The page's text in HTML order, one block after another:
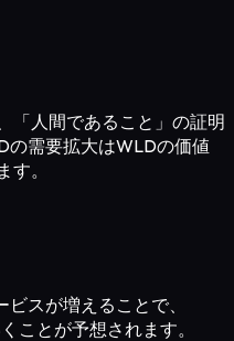
「人間であること」の証明
の需要拡大はWLDの価値
。
スが増えることで、
ことが予想されます。